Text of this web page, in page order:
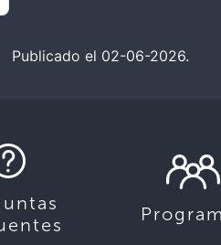
Publicado el 02-06-2026.